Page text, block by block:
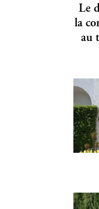
Le
la
au